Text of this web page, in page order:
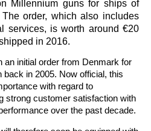
Millennium guns for ships of
order, which also includes
services, is worth around €20
in 2016.
an initial order from Denmark for
in 2005. Now official, this
with regard to
strong customer satisfaction with
over the past decade.